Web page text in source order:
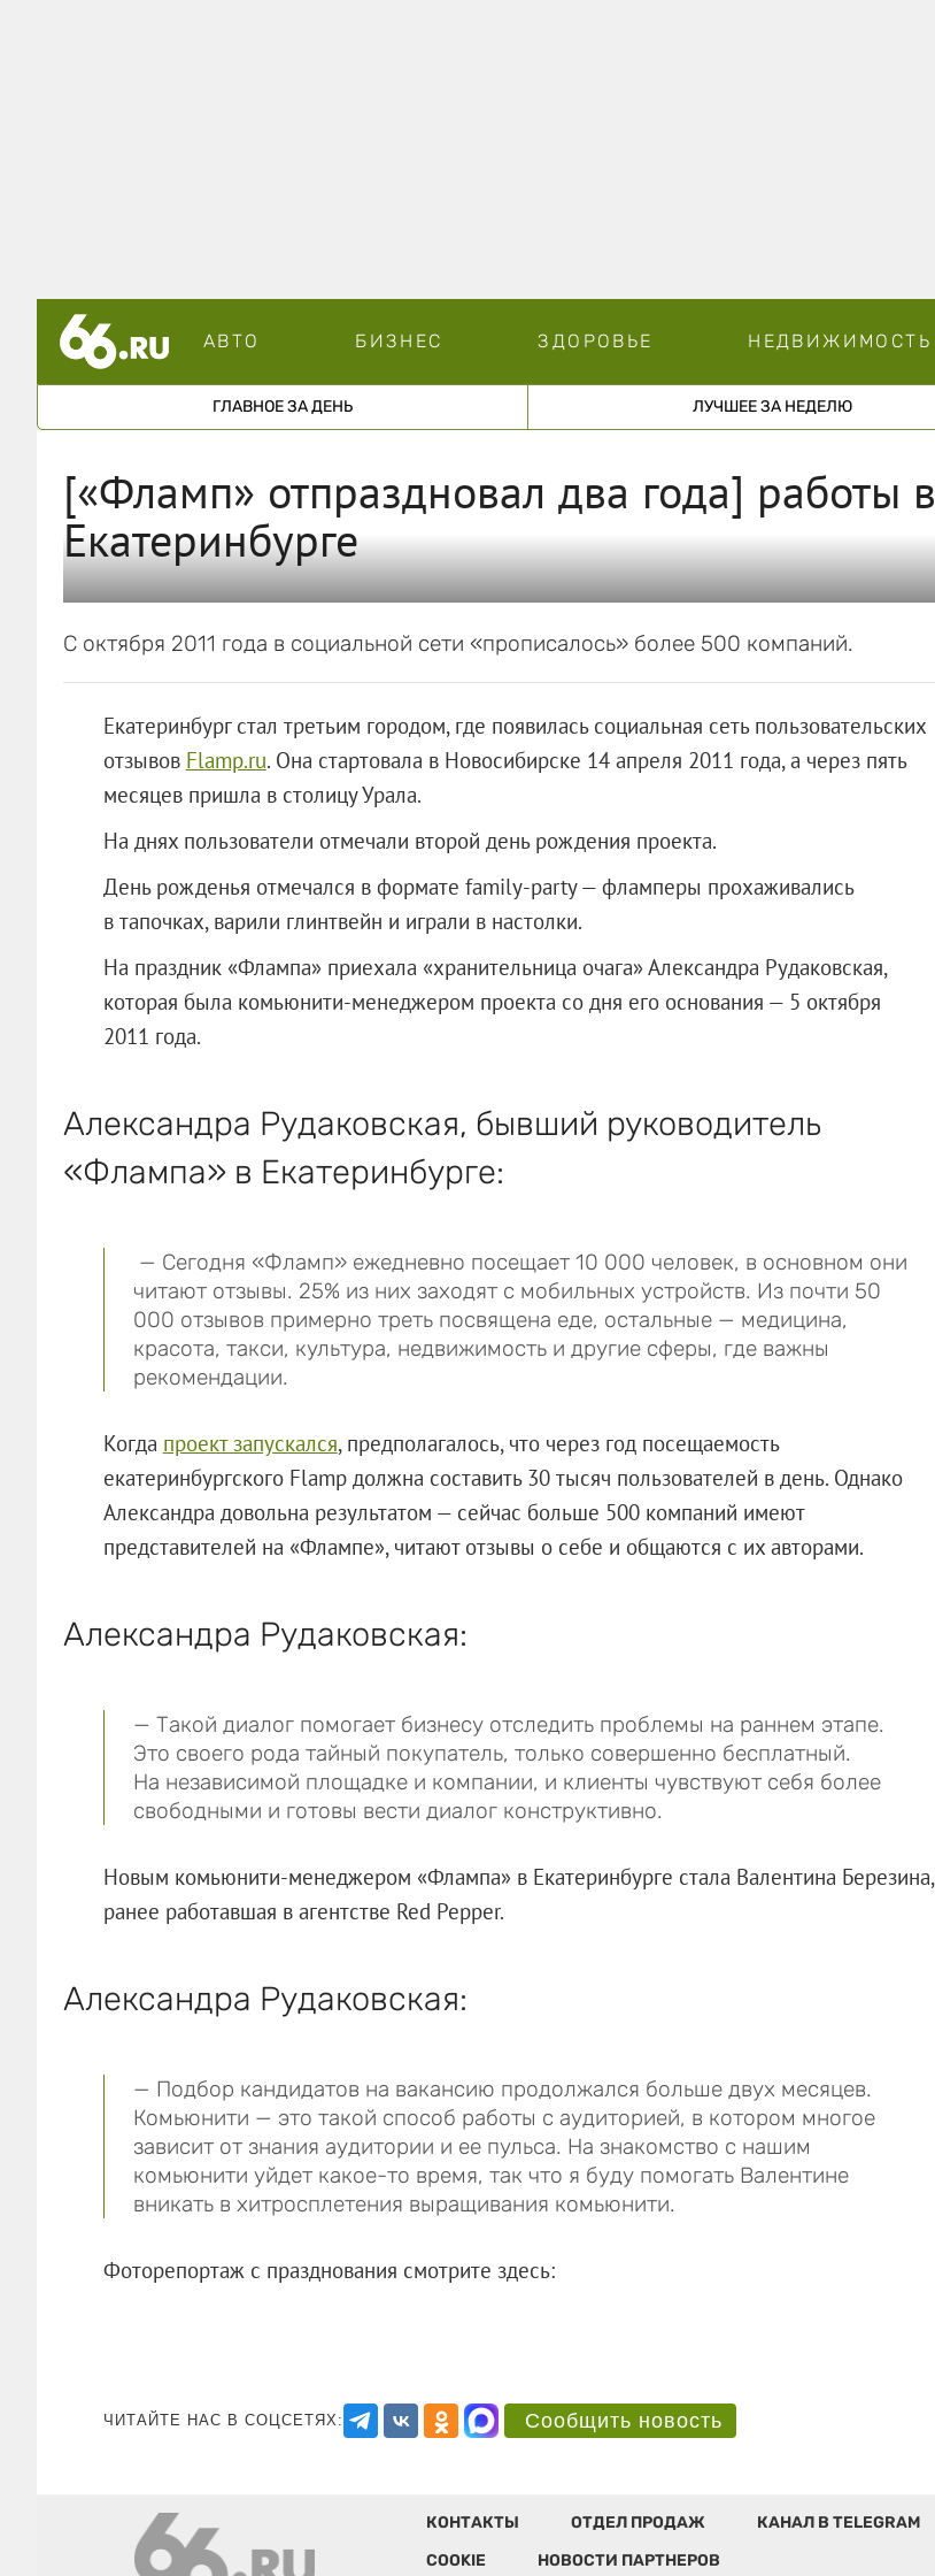
АВТО БИЗНЕС ЗДОРОВЬЕ НЕДВИЖИМОСТЬ
ГЛАВНОЕ ЗА ДЕНЬ ЛУЧШЕЕ ЗА НЕДЕЛЮ
[«Фламп» отпраздновал два года] работы в
Екатеринбурге
С октября 2011 года в социальной сети «прописалось» более 500 компаний.
Екатеринбург стал третьим городом, где появилась социальная сеть пользовательских
отзывов Flamp.ru. Она стартовала в Новосибирске 14 апреля 2011 года, а через пять
месяцев пришла в столицу Урала.
На днях пользователи отмечали второй день рождения проекта.
День рожденья отмечался в формате family-party — фламперы прохаживались
в тапочках, варили глинтвейн и играли в настолки.
На праздник «Флампа» приехала «хранительница очага» Александра Рудаковская,
которая была комьюнити-менеджером проекта со дня его основания — 5 октября
2011 года.
Александра Рудаковская, бывший руководитель
«Флампа» в Екатеринбурге:
— Сегодня «Фламп» ежедневно посещает 10 000 человек, в основном они
читают отзывы. 25% из них заходят с мобильных устройств. Из почти 50
000 отзывов примерно треть посвящена еде, остальные — медицина,
красота, такси, культура, недвижимость и другие сферы, где важны
рекомендации.
Когда проект запускался, предполагалось, что через год посещаемость
екатеринбургского Flamp должна составить 30 тысяч пользователей в день. Однако
Александра довольна результатом — сейчас больше 500 компаний имеют
представителей на «Флампе», читают отзывы о себе и общаются с их авторами.
Александра Рудаковская:
— Такой диалог помогает бизнесу отследить проблемы на раннем этапе.
Это своего рода тайный покупатель, только совершенно бесплатный.
На независимой площадке и компании, и клиенты чувствуют себя более
свободными и готовы вести диалог конструктивно.
Новым комьюнити-менеджером «Флампа» в Екатеринбурге стала Валентина Березина,
ранее работавшая в агентстве Red Pepper.
Александра Рудаковская:
— Подбор кандидатов на вакансию продолжался больше двух месяцев.
Комьюнити — это такой способ работы с аудиторией, в котором многое
зависит от знания аудитории и ее пульса. На знакомство с нашим
комьюнити уйдет какое-то время, так что я буду помогать Валентине
вникать в хитросплетения выращивания комьюнити.
Фоторепортаж с празднования смотрите здесь:
ЧИТАЙТЕ НАС В СОЦСЕТЯХ: Сообщить новость
КОНТАКТЫ ОТДЕЛ ПРОДАЖ КАНАЛ В TELEGRAM
COOKIE
НОВОСТИ ПАРТНЕРОВ